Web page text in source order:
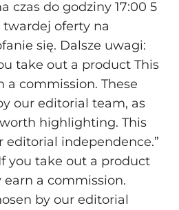
czas do godziny 17:00 5
twardej oferty na
się. Dalsze uwagi:
take out a product This
a commission. These
our editorial team, as
highlighting. This
editorial independence.”
you take out a product
earn a commission.
by our editorial